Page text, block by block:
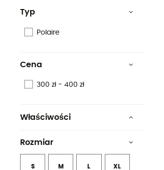
Typ
Polaire
Cena
300 zł - 400 zł
Właściwości
Rozmiar
S M L XL